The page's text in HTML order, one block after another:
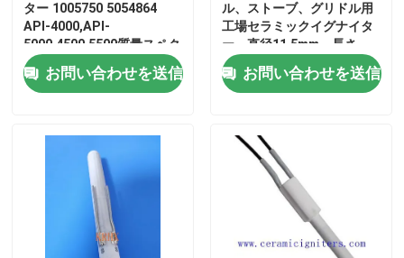
ター 1005750 5054864
API-4000,API-
5000,4500,5500質量スペク
トロメーターで使用される
ターボVソース
お問い合わせを送信
ル、ストーブ、グリドル用
工場セラミックイグナイタ
ー、直径11.5mm、長さ
93/106mm、
110/220/230v、200-300w
お問い合わせを送信